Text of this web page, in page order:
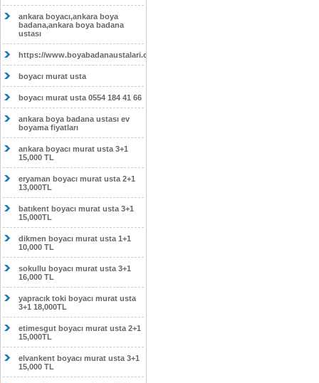
ankara boyacı,ankara boya
badana,ankara boya badana
ustası
https://www.boyabadanaustalari.com/
boyacı murat usta
boyacı murat usta 0554 184 41 66
ankara boya badana ustası ev
boyama fiyatları
ankara boyacı murat usta 3+1
15,000 TL
eryaman boyacı murat usta 2+1
13,000TL
batıkent boyacı murat usta 3+1
15,000TL
dikmen boyacı murat usta 1+1
10,000 TL
sokullu boyacı murat usta 3+1
16,000 TL
yapracık toki boyacı murat usta
3+1 18,000TL
etimesgut boyacı murat usta 2+1
15,000TL
elvankent boyacı murat usta 3+1
15,000 TL